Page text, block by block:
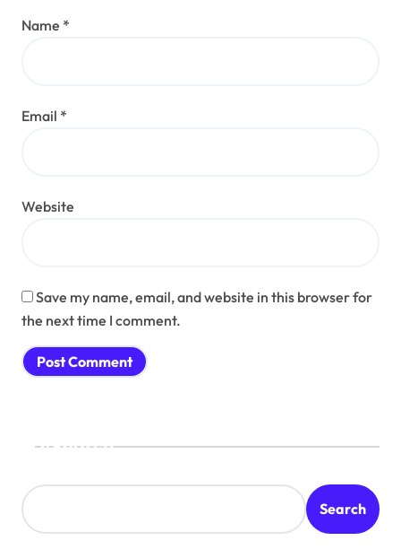
Name *
Email *
Website
Save my name, email, and website in this browser for
the next time I comment.
Search
Search